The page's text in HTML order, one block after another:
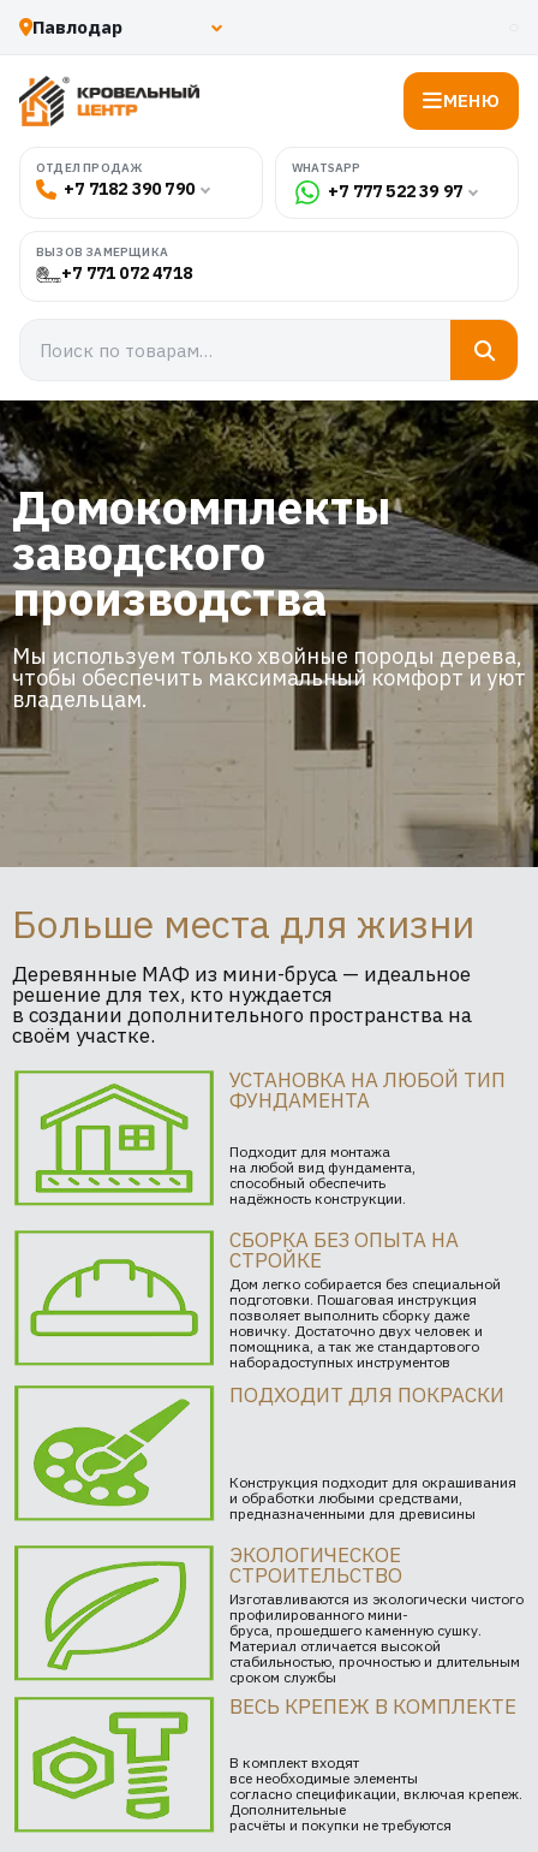
МЕНЮ
ОТДЕЛ ПРОДАЖ
+7 7182 390 790
WHATSAPP
+7 777 522 39 97
ВЫЗОВ ЗАМЕРЩИКА
+7 771 072 4718
Домокомплекты
заводского
производства
Мы используем только хвойные породы дерева,
чтобы обеспечить максимальный комфорт и уют
владельцам.
Больше места для жизни
Деревянные МАФ из мини-бруса — идеальное
решение для тех, кто нуждается
в создании дополнительного пространства на
своём участке.
УСТАНОВКА НА ЛЮБОЙ ТИП
ФУНДАМЕНТА
Подходит для монтажа
на любой вид фундамента,
способный обеспечить
надёжность конструкции.
СБОРКА БЕЗ ОПЫТА НА
СТРОЙКЕ
Дом легко собирается без специальной
подготовки. Пошаговая инструкция
позволяет выполнить сборку даже
новичку. Достаточно двух человек и
помощника, а так же стандартового
наборадоступных инструментов
ПОДХОДИТ ДЛЯ ПОКРАСКИ
Конструкция подходит для окрашивания
и обработки любыми средствами,
предназначенными для древисины
ЭКОЛОГИЧЕСКОЕ
СТРОИТЕЛЬСТВО
Изготавливаются из экологически чистого
профилированного мини-
бруса, прошедшего каменную сушку.
Материал отличается высокой
стабильностью, прочностью и длительным
сроком службы
ВЕСЬ КРЕПЕЖ В КОМПЛЕКТЕ
В комплект входят
все необходимые элементы
согласно спецификации, включая крепеж.
Дополнительные
расчёты и покупки не требуются